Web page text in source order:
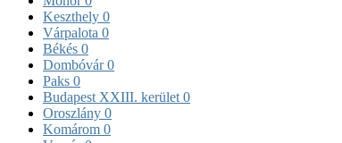
Keszthely 0
Várpalota 0
Békés 0
Dombóvár0
Paks 0
Budapest XXIII. kerület 0
Oroszlány 0
Komárom 0